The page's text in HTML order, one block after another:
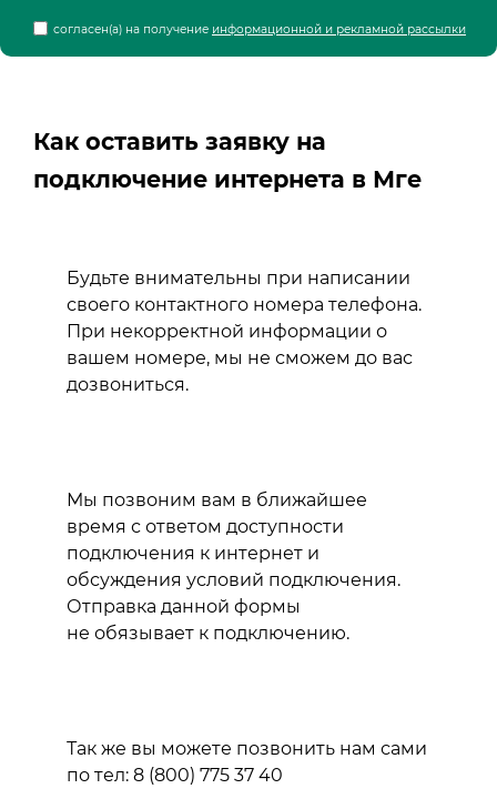
согласен(а) на получение информационной и рекламной рассылки
Как оставить заявку на
подключение интернета в Мге
Будьте внимательны при написании
своего контактного номера телефона.
При некорректной информации о
вашем номере, мы не сможем до вас
дозвониться.
Мы позвоним вам в ближайшее
время с ответом доступности
подключения к интернет и
обсуждения условий подключения.
Отправка данной формы
не обязывает к подключению.
Так же вы можете позвонить нам сами
по тел: 8 (800) 775 37 40